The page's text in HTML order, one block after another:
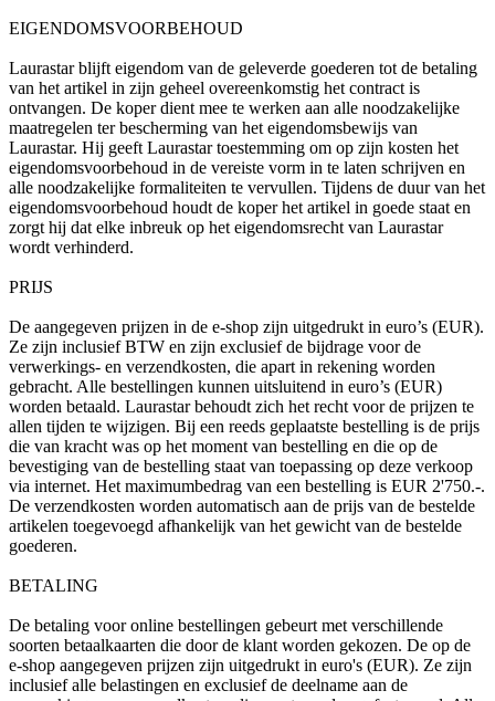
EIGENDOMSVOORBEHOUD
Laurastar blijft eigendom van de geleverde goederen tot de betaling
van het artikel in zijn geheel overeenkomstig het contract is
ontvangen. De koper dient mee te werken aan alle noodzakelijke
maatregelen ter bescherming van het eigendomsbewijs van
Laurastar. Hij geeft Laurastar toestemming om op zijn kosten het
eigendomsvoorbehoud in de vereiste vorm in te laten schrijven en
alle noodzakelijke formaliteiten te vervullen. Tijdens de duur van het
eigendomsvoorbehoud houdt de koper het artikel in goede staat en
zorgt hij dat elke inbreuk op het eigendomsrecht van Laurastar
wordt verhinderd.
PRIJS
De aangegeven prijzen in de e-shop zijn uitgedrukt in euro’s (EUR).
Ze zijn inclusief BTW en zijn exclusief de bijdrage voor de
verwerkings- en verzendkosten, die apart in rekening worden
gebracht. Alle bestellingen kunnen uitsluitend in euro’s (EUR)
worden betaald. Laurastar behoudt zich het recht voor de prijzen te
allen tijden te wijzigen. Bij een reeds geplaatste bestelling is de prijs
die van kracht was op het moment van bestelling en die op de
bevestiging van de bestelling staat van toepassing op deze verkoop
via internet. Het maximumbedrag van een bestelling is EUR 2'750.-.
De verzendkosten worden automatisch aan de prijs van de bestelde
artikelen toegevoegd afhankelijk van het gewicht van de bestelde
goederen.
BETALING
De betaling voor online bestellingen gebeurt met verschillende
soorten betaalkaarten die door de klant worden gekozen. De op de
e-shop aangegeven prijzen zijn uitgedrukt in euro's (EUR). Ze zijn
inclusief alle belastingen en exclusief de deelname aan de